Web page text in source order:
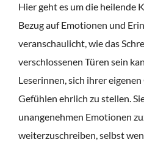
Hier geht es um die heilende
Bezug auf Emotionen und
veranschaulicht, wie das
verschlossenen Türen sein
Leserinnen, sich ihrer
Gefühlen ehrlich zu stellen.
unangenehmen Emotionen
weiterzuschreiben, selbst